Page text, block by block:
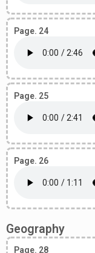
Page. 24
Page. 25
Page. 26
Geography
Page. 28